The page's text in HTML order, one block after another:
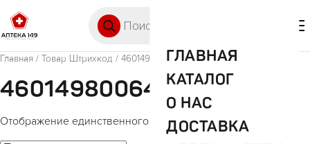
ГЛАВНАЯ
КАТАЛОГ
О НАС
ДОСТАВКА
Главная / Товар Штрихкод / 4601498006428
4601498006428
Отображение единственного товара